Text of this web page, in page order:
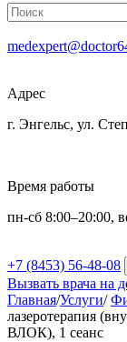
Адрес
г. Энгельс, ул.
Время работы
пн-сб 8:00–20:00,
+7 (8453) 56-48-08
Вызвать врача на
Главная/Услуги/
лазеротерапия
ВЛОК), 1 сеанс